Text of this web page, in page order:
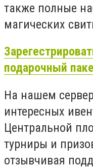
также полные
магических
подарочный
На нашем
интересных
Центральной
турниры и
отзывчивая